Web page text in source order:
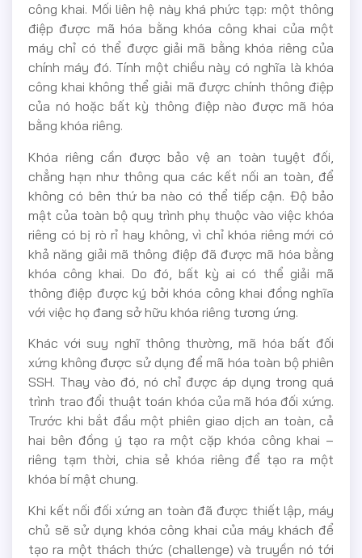
công khai. Mối liên hệ này khá phức tạp: một thông
điệp được mã hóa bằng khóa công khai của một
máy chỉ có thể được giải mã bằng khóa riêng của
chính máy đó. Tính một chiều này có nghĩa là khóa
công khai không thể giải mã được chính thông điệp
của nó hoặc bất kỳ thông điệp nào được mã hóa
bằng khóa riêng.
Khóa riêng cần được bảo vệ an toàn tuyệt đối,
chẳng hạn như thông qua các kết nối an toàn, để
không có bên thứ ba nào có thể tiếp cận. Độ bảo
mật của toàn bộ quy trình phụ thuộc vào việc khóa
riêng có bị rò rỉ hay không, vì chỉ khóa riêng mới có
khả năng giải mã thông điệp đã được mã hóa bằng
khóa công khai. Do đó, bất kỳ ai có thể giải mã
thông điệp được ký bởi khóa công khai đồng nghĩa
với việc họ đang sở hữu khóa riêng tương ứng.
Khác với suy nghĩ thông thường, mã hóa bất đối
xứng không được sử dụng để mã hóa toàn bộ phiên
SSH. Thay vào đó, nó chỉ được áp dụng trong quá
trình trao đổi thuật toán khóa của mã hóa đối xứng.
Trước khi bắt đầu một phiên giao dịch an toàn, cả
hai bên đồng ý tạo ra một cặp khóa công khai –
riêng tạm thời, chia sẻ khóa riêng để tạo ra một
khóa bí mật chung.
Khi kết nối đối xứng an toàn đã được thiết lập, máy
chủ sẽ sử dụng khóa công khai của máy khách để
tạo ra một thách thức (challenge) và truyền nó tới